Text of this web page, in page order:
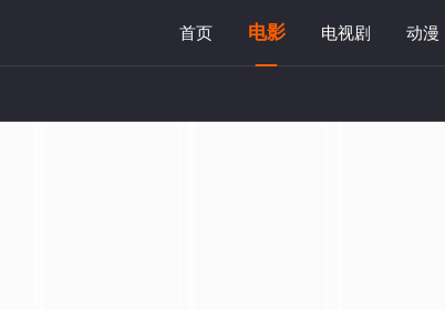
首页 电影 电视剧 动漫